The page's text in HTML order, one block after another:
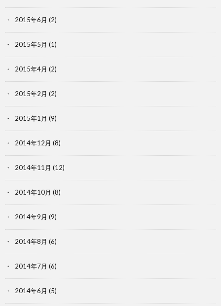
2015年6月 (2)
2015年5月 (1)
2015年4月 (2)
2015年2月 (2)
2015年1月 (9)
2014年12月 (8)
2014年11月 (12)
2014年10月 (8)
2014年9月 (9)
2014年8月 (6)
2014年7月 (6)
2014年6月 (5)